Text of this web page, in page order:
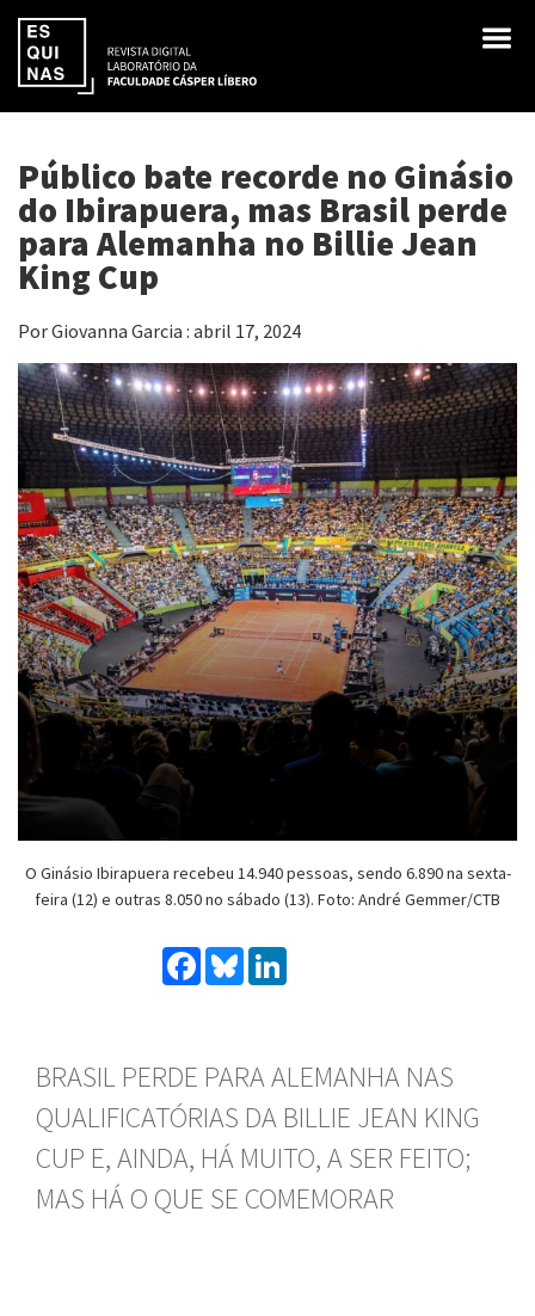
Público bate recorde no Ginásio
do Ibirapuera, mas Brasil perde
para Alemanha no Billie Jean
King Cup
Por Giovanna Garcia : abril 17, 2024
O Ginásio Ibirapuera recebeu 14.940 pessoas, sendo 6.890 na sexta-
feira (12) e outras 8.050 no sábado (13). Foto: André Gemmer/CTB
Facebook
Bluesky
BRASIL PERDE PARA ALEMANHA NAS
QUALIFICATÓRIAS DA BILLIE JEAN KING
CUP E, AINDA, HÁ MUITO, A SER FEITO;
MAS HÁ O QUE SE COMEMORAR